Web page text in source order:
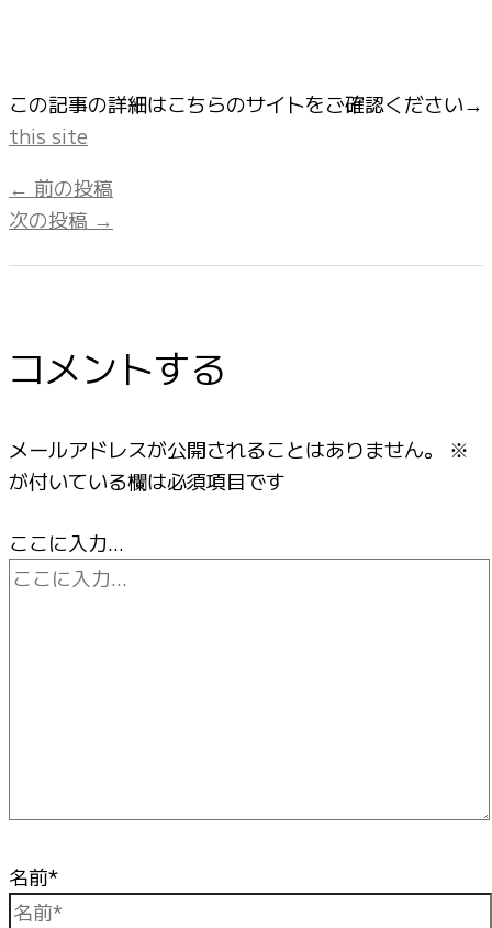
この記事の詳細はこちらのサイトをご確認ください→
this site
← 前の投稿
次の投稿 →
コメントする
メールアドレスが公開されることはありません。
※
が付いている欄は必須項目です
ここに入力…
名前*